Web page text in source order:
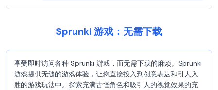
Sprunki 游戏：无需下载
享受即时访问各种 Sprunki 游戏，而无需下载的麻烦。Sprunki
游戏提供无缝的游戏体验，让您直接投入到创意表达和引人入
胜的游戏玩法中。探索充满古怪角色和吸引人的视觉效果的充